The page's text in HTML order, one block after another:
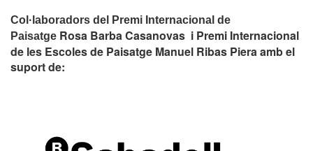
Col·laboradors del Premi Internacional de
Paisatge Rosa Barba Casanovas i Premi Internacional
de les Escoles de Paisatge Manuel Ribas Piera amb el
suport de: